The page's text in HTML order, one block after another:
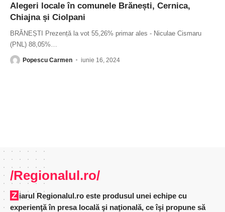
Alegeri locale în comunele Brănești, Cernica,
Chiajna și Ciolpani
BRĂNEȘTI Prezență la vot 55,26% primar ales - Niculae Cismaru
(PNL) 88,05%
Popescu Carmen iunie 16, 2024
/Regionalul.ro/
Ziarul Regionalul.ro este produsul unei echipe cu
experienţă în presa locală şi naţională, ce îşi propune să